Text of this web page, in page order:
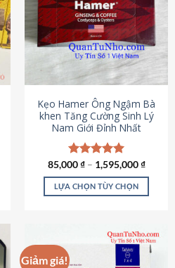
thể.
Các
tùy
chọn
có
thể
được
chọn
trên
trang
sản
phẩm
Kẹo Hamer Ông Ngậm Bà
khen Tăng Cường Sinh Lý
Nam Giới Đỉnh Nhất
Được xếp
hạng5.00
5 sao
85,000₫– 1,595,000₫
LỰA CHỌN TÙY CHỌN
này
nhiều
Giảm giá!